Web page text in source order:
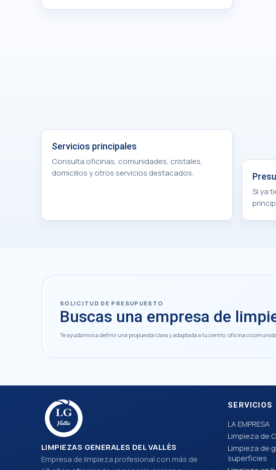
Servicios principales
Consulta oficinas, comunidades, cristales,
domicilios y otros servicios destacados.
Si ya
SOLICITUD DE PRESUPUESTO
Buscas una empresa de
Te ayudamos a definir una propuesta clara y adaptada a tu centro, oficina o
LIMPIEZAS GENERALES DEL VALLÈS
Empresa de limpieza profesional con más de
SERVICIOS
LA EMPRESA
Limpieza de
Limpieza de
superficies